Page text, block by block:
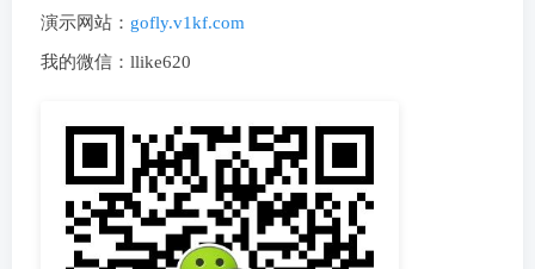
演示网站： gofly.v1kf.com
我的微信：llike620